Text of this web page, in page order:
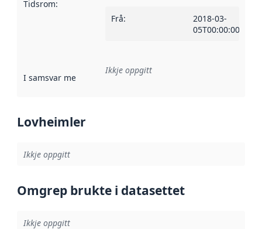
Tidsrom:
Frå:
2018-03-
05T00:00:00Z
I samsvar med Referanse til ei implementeringsregel eller
Ikkje oppgitt
Lovheimler
Ikkje oppgitt
Omgrep brukte i datasettet
Ikkje oppgitt